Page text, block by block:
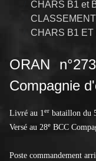
CHARS B1 et
CHARS B1 ET
ORAN
Compagnie
Livré au 1er bataillon du
Versé au 28e BCC
Poste commandement